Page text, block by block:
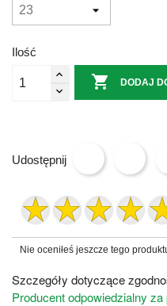
Ilość
 DODAJ
Udostępnij
Nie oceniłeś jeszcze tego
Szczegóły dotyczące
Producent odpowiedzialny za